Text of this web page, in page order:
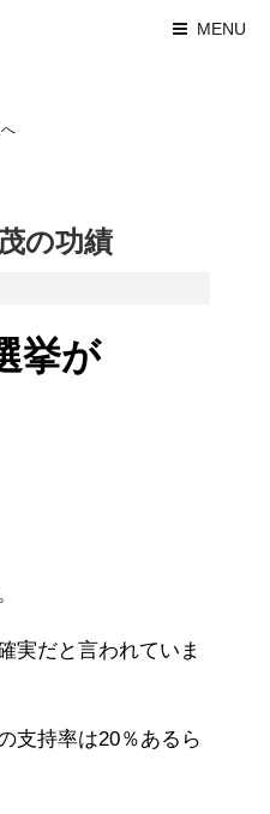
MENU
の功績
挙が
実だと言われていま
支持率は20％あるら